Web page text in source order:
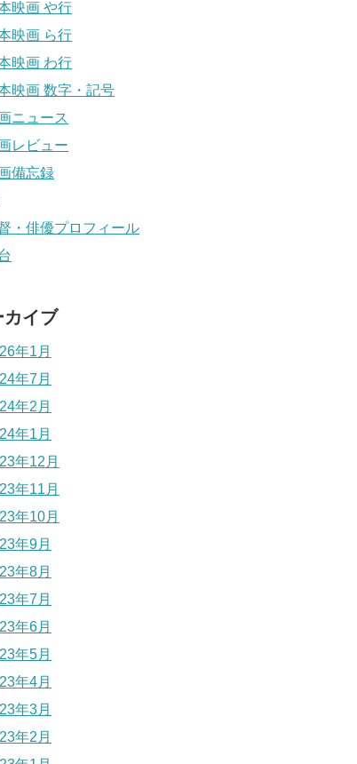
映画 や行
映画 ら行
映画 わ行
映画 数字・記号
ニュース
レビュー
備忘録
・俳優プロフィール
カイブ
年1月
年7月
年2月
年1月
年12月
年11月
年10月
年9月
年8月
年7月
年6月
年5月
年4月
年3月
年2月